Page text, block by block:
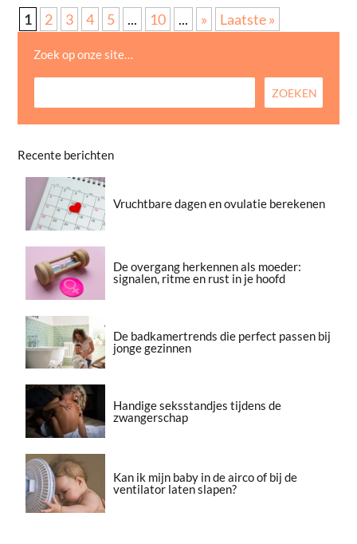
1 2 3 4 5 ... 10 ... » Laatste »
Zoek op onze site…
Recente berichten
Vruchtbare dagen en ovulatie berekenen
De overgang herkennen als moeder:
signalen, ritme en rust in je hoofd
De badkamertrends die perfect passen bij
jonge gezinnen
Handige seksstandjes tijdens de
zwangerschap
Kan ik mijn baby in de airco of bij de
ventilator laten slapen?